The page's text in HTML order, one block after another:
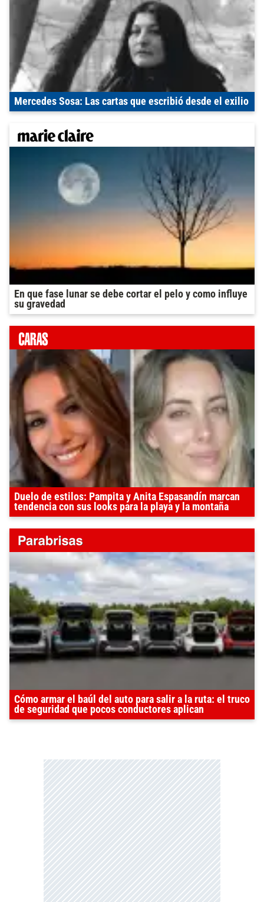
Mercedes Sosa: Las cartas que escribió desde el exilio
En que fase lunar se debe cortar el pelo y como influye
su gravedad
Duelo de estilos: Pampita y Anita Espasandín marcan
tendencia con sus looks para la playa y la montaña
Cómo armar el baúl del auto para salir a la ruta: el truco
de seguridad que pocos conductores aplican